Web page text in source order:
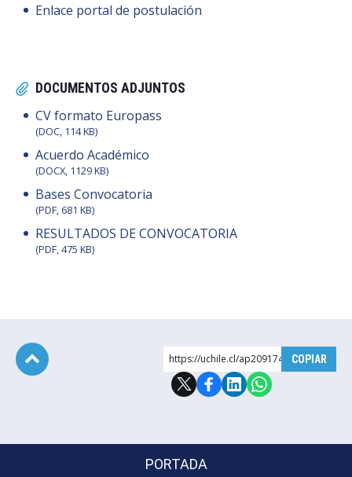
Enlace portal de postulación
DOCUMENTOS ADJUNTOS
CV formato Europass
(DOC, 114 KB)
Acuerdo Académico
(DOCX, 1129 KB)
Bases Convocatoria
(PDF, 681 KB)
RESULTADOS DE CONVOCATORIA
(PDF, 475 KB)
https://uchile.cl/ap209174 COPIAR
PORTADA